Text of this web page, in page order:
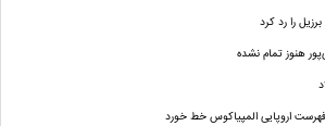
را رد کرد
هنوز تمام نشده
فهرست اروپایی المپیاکوس خط خورد